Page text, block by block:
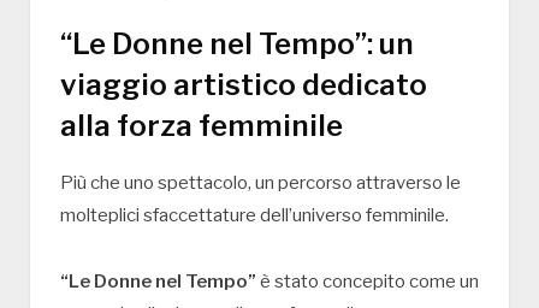
“Le Donne nel Tempo”: un
viaggio artistico dedicato
alla forza femminile
Più che uno spettacolo, un percorso attraverso le
molteplici sfaccettature dell’universo femminile.
“Le Donne nel Tempo” è stato concepito come un